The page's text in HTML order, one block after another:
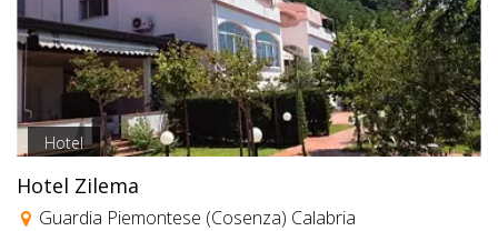
Hotel
Hotel Zilema
Guardia Piemontese (Cosenza) Calabria